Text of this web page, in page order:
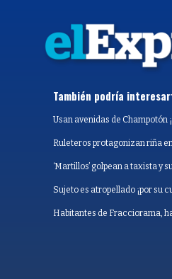
También podría
Usan avenidas de Champotón
Ruleteros protagonizan riña
‘Martillos’ golpean a taxista y
Sujeto es atropellado ¡por su
Habitantes de Fracciorama,